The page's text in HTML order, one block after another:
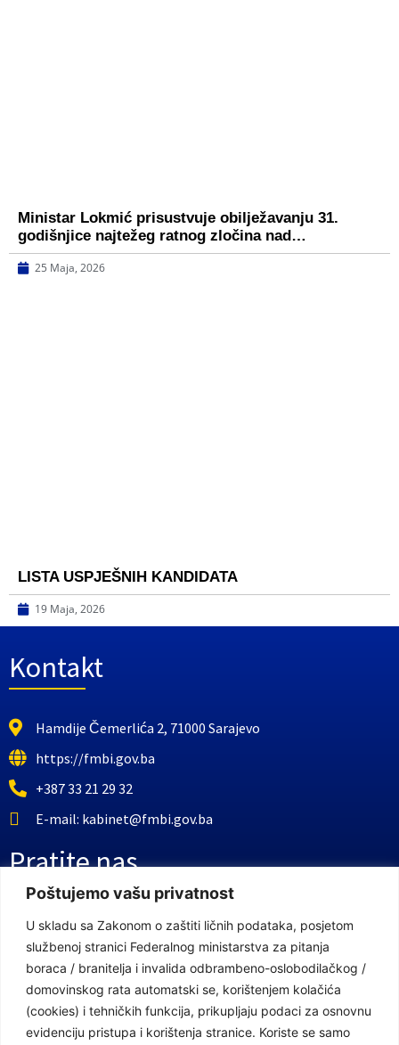
Poštujemo vašu privatnost
U skladu sa Zakonom o zaštiti ličnih podataka, posjetom
službenoj stranici Federalnog ministarstva za pitanja
boraca / branitelja i invalida odbrambeno-oslobodilačkog /
domovinskog rata automatski se, korištenjem kolačića
(cookies) i tehničkih funkcija, prikupljaju podaci za osnovnu
evidenciju pristupa i korištenja stranice. Koriste se samo
Ministar Lokmić prisustvuje obilježavanju 31.
godišnjice najtežeg ratnog zločina nad…
25 Maja, 2026
LISTA USPJEŠNIH KANDIDATA
19 Maja, 2026
Kontakt
Hamdije Čemerlića 2, 71000 Sarajevo
https://fmbi.gov.ba
+387 33 21 29 32
E-mail: kabinet@fmbi.gov.ba
Pratite nas
Facebook Stranica
Youtube Kanal
Linkovi